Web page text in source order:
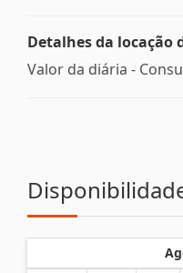
Detalhes da locação
Valor da diária -